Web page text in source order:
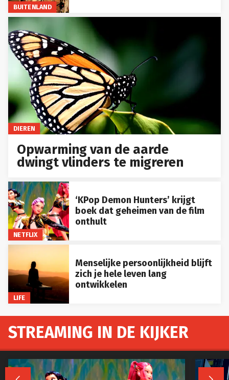
BUITENLAND
DIEREN
Opwarming van de aarde
dwingt vlinders te migreren
NETFLIX
‘KPop Demon Hunters’ krijgt
boek dat geheimen van de film
onthult
LIFE
Menselijke persoonlijkheid blijft
zich je hele leven lang
ontwikkelen
STREAMING IN DE KIJKER